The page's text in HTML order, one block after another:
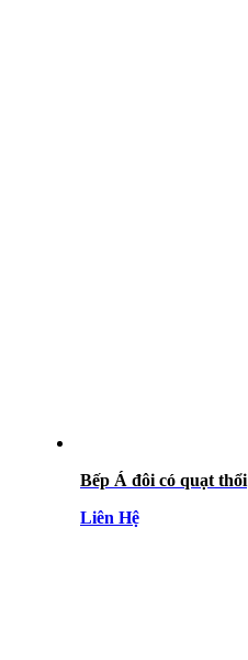
Bếp Á đôi có quạt thổi
Liên Hệ